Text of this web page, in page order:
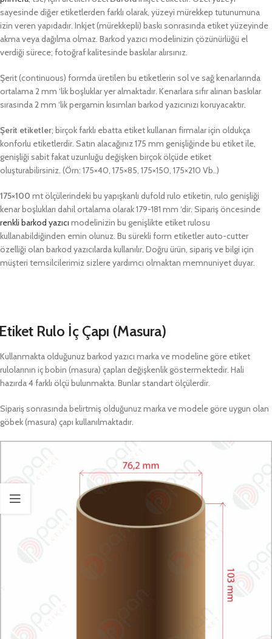
sayesinde diğer etiketlerden farklı olarak, yüzeyi mürekkep tutunumuna
izin veren yapıdadır. Inkjet (mürekkepli) baskı sonrasında etiket yüzeyinde
akma veya dağılma olmaz. Barkod yazıcı modelinizin çözünürlüğü el
verdiği sürece; fotoğraf kalitesinde baskılar alırsınız.
Şerit (continuous) formda üretilen bu etiketlerin sol ve sağ kenarlarında
ortalama 2 mm ‘lik boşluklar yer almaktadır. Kenarlara sıfır alınan baskılar
sırasında 2 mm ‘lik pergamin kısımları barkod yazıcınızı koruyacaktır.
Şerit etiketler; birçok farklı ebatta etiket kullanan firmalar için oldukça
konforlu etiketlerdir. Satın alacağınız 175 mm genişliğinde bu etiket ile,
genişliği sabit fakat uzunluğu değişken birçok ölçüde etiket
oluşturabilirsiniz. (Örn: 175×40, 175×85, 175×150, 175×210 Vb..)
175×100 mt ölçülerindeki bu yapışkanlı dufold rulo etiketin, rulo genişliği
kenar boşlukları dahil ortalama olarak 179-181 mm ‘dir. Sipariş öncesinde
renkli barkod yazıcı modelinizin bu genişlikte etiket rulosu
kullanabildiğinden emin olunuz. Bu sürekli form etiketler auto-cutter
özelliği olan barkod yazıcılarda kullanılır. Doğru ürün, sipariş ve bilgi için
müşteri temsilcilerimiz sizlere yardımcı olmaktan memnuniyet duyar.
Rulo İç Çapı (Masura)
Kullanmakta olduğunuz barkod yazıcı marka ve modeline göre etiket
rulolarının iç bobin (masura) çapları değişkenlik göstermektedir. Hali
hazırda 4 farklı ölçü bulunmakta. Bunlar standart ölçülerdir.
Sipariş sonrasında belirtmiş olduğunuz marka ve modele göre uygun olan
göbek (masura) çapı kullanılmaktadır.